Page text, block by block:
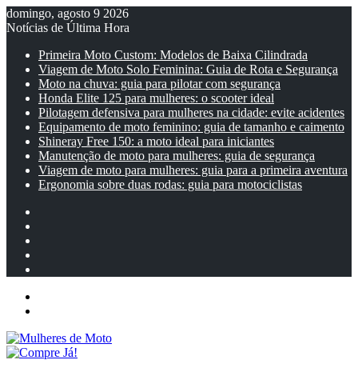
domingo, agosto 9 2026
Notícias de Última Hora
Primeira Moto Custom: Modelos de Baixa Cilindrada
Viagem de Moto Solo Feminina: Guia de Rota e Segurança
Moto na chuva: guia para pilotar com segurança
Honda Elite 125 para mulheres: o scooter ideal
Pilotagem defensiva para mulheres na cidade: evite acidentes
Equipamento de moto feminino: guia de tamanho e caimento
Shineray Free 150: a moto ideal para iniciantes
Manutenção de moto para mulheres: guia de segurança
Viagem de moto para mulheres: guia para a primeira aventura
Ergonomia sobre duas rodas: guia para motociclistas